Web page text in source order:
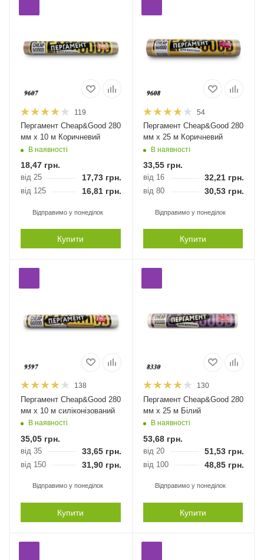
119
Пергамент Cheap&Good 280
мм х 10 м Коричневий
В наявності
18,47 грн.
від 25 17,73 грн.
від 125 16,81 грн.
Відправимо у понеділок
Купити
54
Пергамент Cheap&Good 280
мм х 25 м Коричневий
В наявності
33,55грн.
від 16 32,21грн.
від 80 30,53грн.
Відправимо у понеділок
Купити
138
Пергамент Cheap&Good 280
мм х 10 м силіконізований
В наявності
35,05 грн.
від 35 33,65 грн.
від 150 31,90 грн.
Відправимо у понеділок
Купити
130
Пергамент Cheap&Good 280
мм х 25 м Білий
В наявності
53,68грн.
від 20 51,53грн.
від 100 48,85грн.
Відправимо у понеділок
Купити